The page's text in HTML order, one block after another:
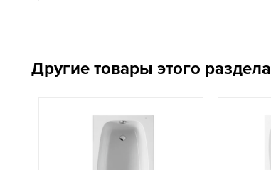
Другие товары этого раздела